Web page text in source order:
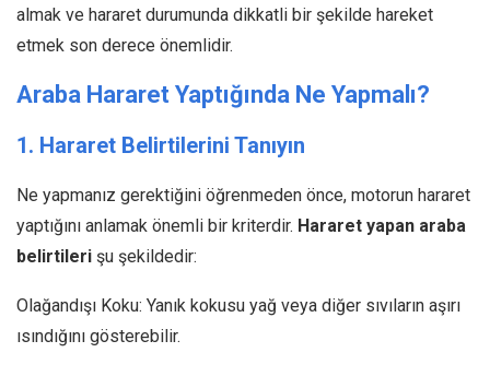
almak ve hararet durumunda dikkatli bir şekilde hareket
etmek son derece önemlidir.
Araba Hararet Yaptığında Ne Yapmalı?
1. Hararet Belirtilerini Tanıyın
Ne yapmanız gerektiğini öğrenmeden önce, motorun hararet
yaptığını anlamak önemli bir kriterdir. Hararet yapan araba
belirtileri şu şekildedir:
Olağandışı Koku: Yanık kokusu yağ veya diğer sıvıların aşırı
ısındığını gösterebilir.